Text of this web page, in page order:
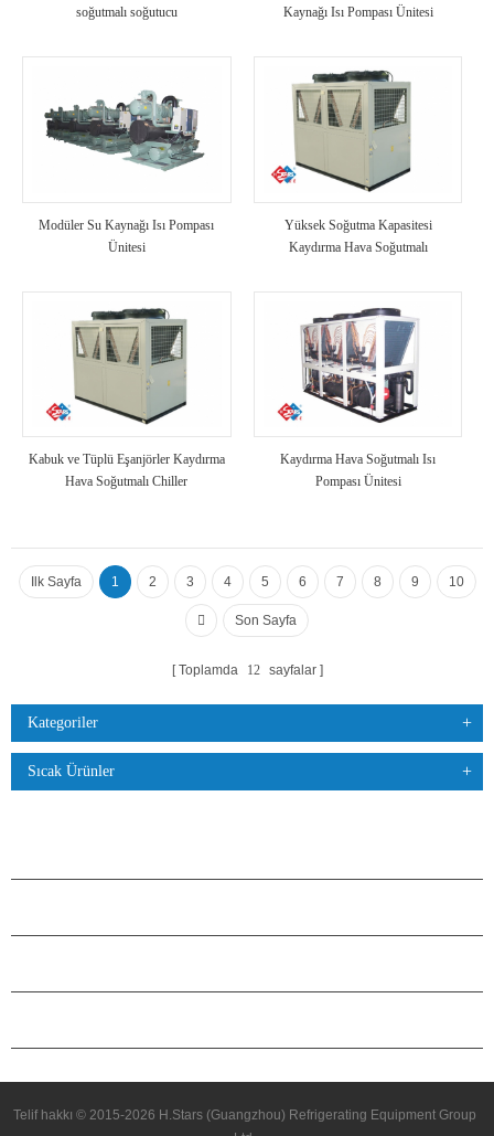
soğutmalı soğutucu
Kaynağı Isı Pompası Ünitesi
Modüler Su Kaynağı Isı Pompası
Ünitesi
Yüksek Soğutma Kapasitesi
Kaydırma Hava Soğutmalı
Kabuk ve Tüplü Eşanjörler Kaydırma
Hava Soğutmalı Chiller
Kaydırma Hava Soğutmalı Isı
Pompası Ünitesi
Ilk Sayfa 1 2 3 4 5 6 7 8 9 10
Son Sayfa
Toplamda 12 sayfalar
Kategoriler
Sıcak Ürünler
Telif hakkı © 2015-2026 H.Stars (Guangzhou) Refrigerating Equipment Group